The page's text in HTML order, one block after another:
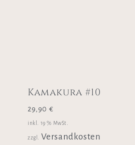
Kamakura #10
29,90 €
inkl. 19 % MwSt.
zzgl. Versandkosten